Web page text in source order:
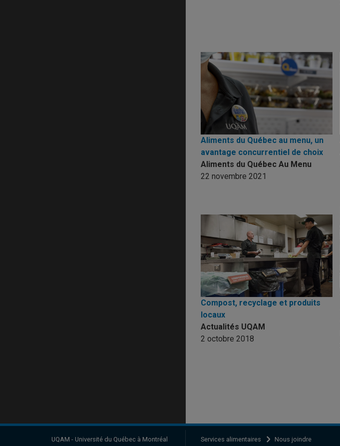
Aliments du Québec au menu, un
avantage concurrentiel de choix
Aliments du Québec Au Menu
22 novembre 2021
Compost, recyclage et produits
locaux
Actualités UQAM
2 octobre 2018
UQAM - Université du Québec à Montréal Services alimentaires Nous joindre